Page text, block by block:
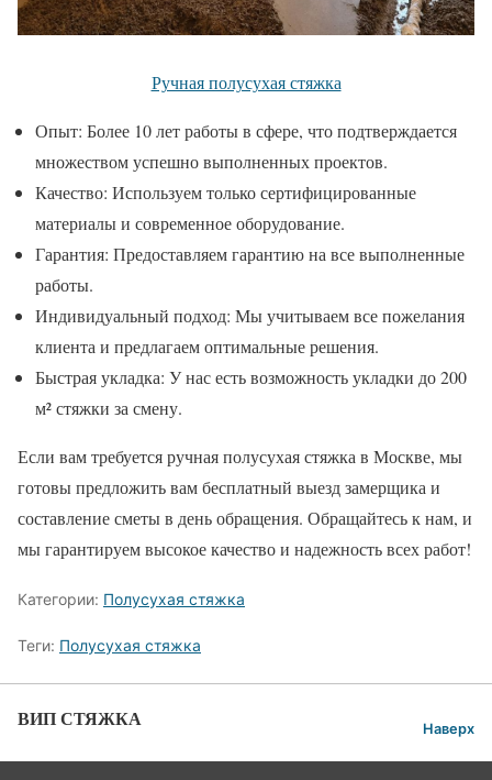
Ручная полусухая стяжка
Опыт: Более 10 лет работы в сфере, что подтверждается
множеством успешно выполненных проектов.
Качество: Используем только сертифицированные
материалы и современное оборудование.
Гарантия: Предоставляем гарантию на все выполненные
работы.
Индивидуальный подход: Мы учитываем все пожелания
клиента и предлагаем оптимальные решения.
Быстрая укладка: У нас есть возможность укладки до 200
м² стяжки за смену.
Если вам требуется ручная полусухая стяжка в Москве, мы
готовы предложить вам бесплатный выезд замерщика и
составление сметы в день обращения. Обращайтесь к нам, и
мы гарантируем высокое качество и надежность всех работ!
Категории: Полусухая стяжка
Теги: Полусухая стяжка
ВИП СТЯЖКА Наверх